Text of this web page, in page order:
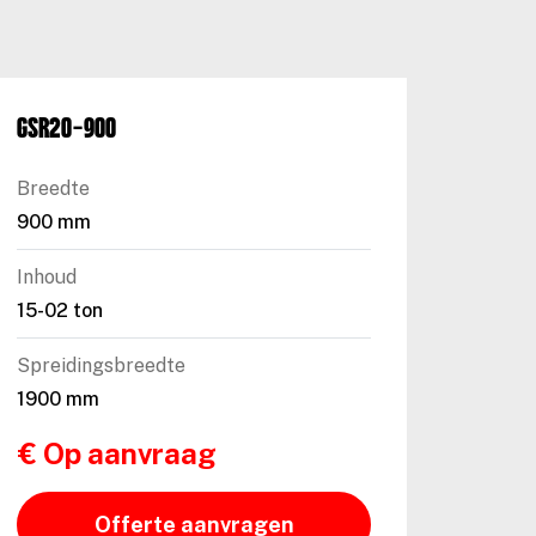
GSR20-900
Breedte
900 mm
Inhoud
15-02 ton
Spreidingsbreedte
1900 mm
€ Op aanvraag
Offerte aanvragen